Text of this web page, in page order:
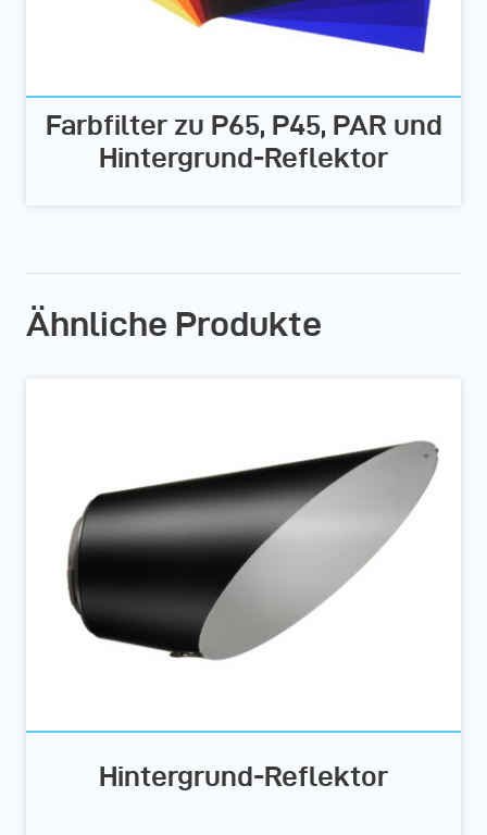
Farbfilter zu P65, P45, PAR und
Hintergrund-Reflektor
Ähnliche Produkte
Hintergrund-Reflektor